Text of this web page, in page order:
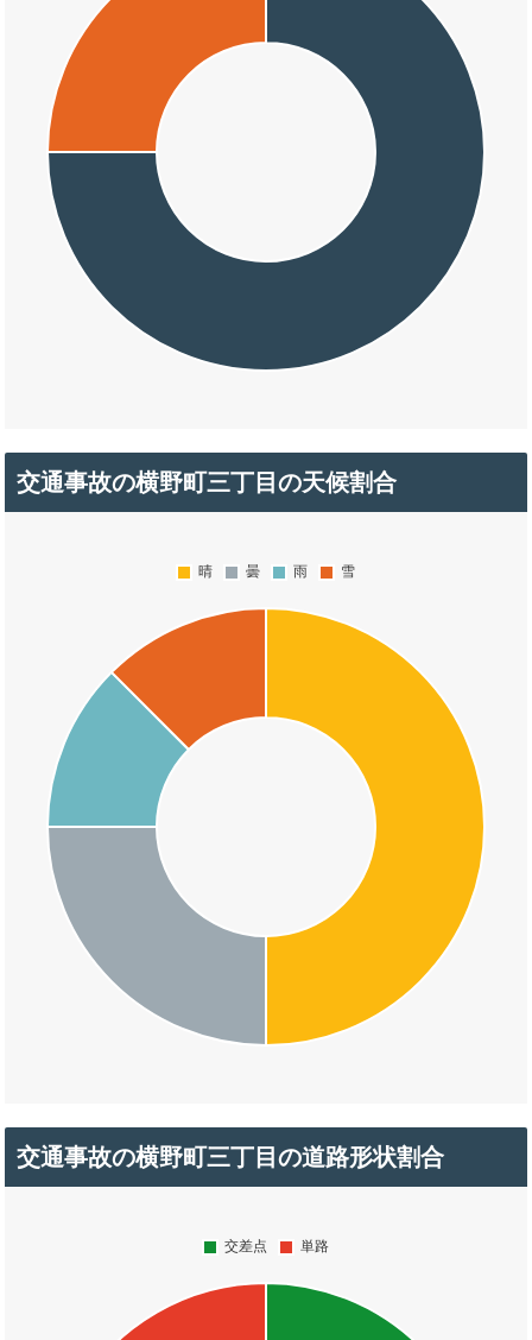
交通事故の横野町三丁目の天候割合
交通事故の横野町三丁目の道路形状割合